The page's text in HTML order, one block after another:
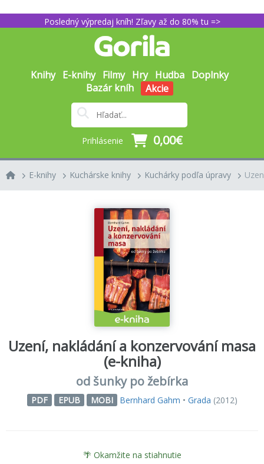
Posledný výpredaj kníh! Zľavy až do 80% tu =>
Knihy E-knihy Filmy Hry Hudba Doplnky
Bazár kníh
Akcie
Prihlásenie 0,00€
E-knihy Kuchárske knihy Kuchárky podľa úpravy
Uzení, nakládání a konzervování masa
(e-kniha)
od šunky po žebírka
PDF EPUB MOBI Bernhard Gahm • Grada (2012)
🌴 Okamžite na stiahnutie